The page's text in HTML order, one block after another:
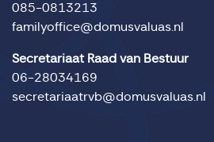
085-0813213
familyoffice@domusvaluas.nl
Secretariaat Raad van Bestuur
06-28034169
secretariaatrvb@domusvaluas.nl